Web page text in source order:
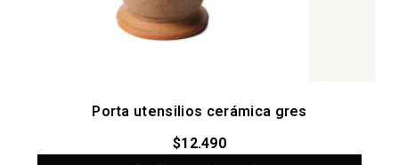
Porta utensilios cerámica gres
$12.490